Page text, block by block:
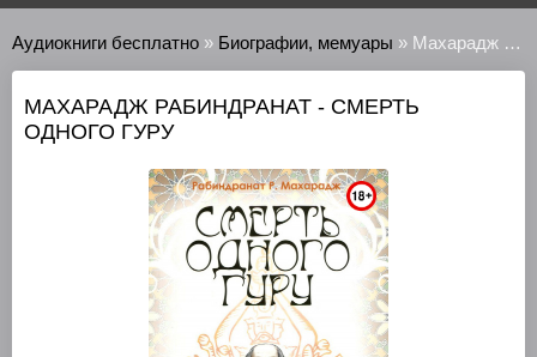
Аудиокниги бесплатно » Биографии, мемуары » Махарадж Рабиндранат - Смерть одного гуру
МАХАРАДЖ РАБИНДРАНАТ - СМЕРТЬ
ОДНОГО ГУРУ